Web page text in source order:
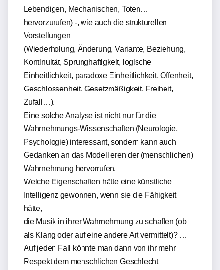
Lebendigen, Mechanischen, Toten…
hervorzurufen) -, wie auch die strukturellen
Vorstellungen
(Wiederholung, Änderung, Variante, Beziehung,
Kontinuität, Sprunghaftigkeit, logische
Einheitlichkeit, paradoxe Einheitlichkeit, Offenheit,
Geschlossenheit, Gesetzmäßigkeit, Freiheit,
Zufall…).
Eine solche Analyse ist nicht nur für die
Wahrnehmungs-Wissenschaften (Neurologie,
Psychologie) interessant, sondern kann auch
Gedanken an das Modellieren der (menschlichen)
Wahrnehmung hervorrufen.
Welche Eigenschaften hätte eine künstliche
Intelligenz gewonnen, wenn sie die Fähigkeit
hätte,
die Musik in ihrer Wahrnehmung zu schaffen (ob
als Klang oder auf eine andere Art vermittelt)? …
Auf jeden Fall könnte man dann von ihr mehr
Respekt dem menschlichen Geschlecht